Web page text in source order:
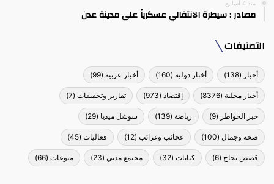
منذ 4 أسابيع
مصادر : سيطرة الانتقالي عسكرياً على مدينة عدن
التصنيفات
أخبار (138) أخبار دولية (160) أخبار عربية (99)
أخبار محلية (8376) إقتصاد (973) تقارير وتحقيقات (7)
جبر الخواطر (9) رياضة (139) سوشل ميديا (29)
صحة وجمال (100) عجائب وغرائب (12) فعاليات (45)
قصص نجاح (6) كتابات (32) مجتمع مدني (23) منوعات (66)